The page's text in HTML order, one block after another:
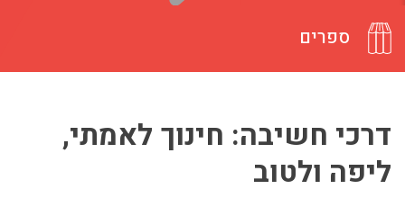
ספרים
דרכי חשיבה: חינוך לאמתי,
ליפה ולטוב